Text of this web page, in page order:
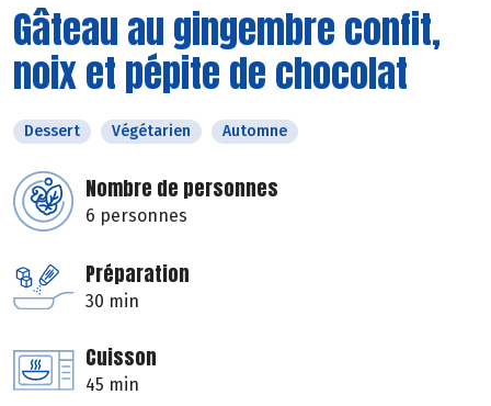
Gâteau au gingembre confit,
noix et pépite de chocolat
Dessert Végétarien Automne
Nombre de personnes
6 personnes
Préparation
30 min
Cuisson
45 min